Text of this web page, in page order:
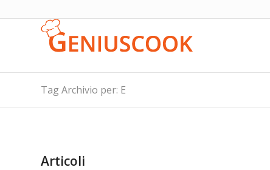
Tag Archivio per: E
Articoli